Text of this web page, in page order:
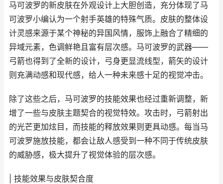
马可波罗的新皮肤在外观设计上大胆创造，充分体现了马
可波罗小编认为一个射手英雄的特殊气质。皮肤的整体设
计灵感来源于某个神秘的异国风情，服饰上融合了精细的
异域元素，色调鲜艳且富有层次感。马可波罗的武器——
弓箭也得到了全新的设计，弓身更显流线型，箭矢的设计
则充满动感和现代感，给人一种未来感十足的视觉冲击。
除了这些之后，马可波罗的技能效果也经过重新调整，新
增了一些与皮肤主题契合的视觉特效。攻击时，弓箭射出
的光芒更加炫目，而技能的释放效果则更具动感。每当马
可波罗施放技能，都会让敌人感受到一种不同于传统皮肤
的威胁感，极大提升了视觉体验的层次感。
| 技能效果与皮肤契合度